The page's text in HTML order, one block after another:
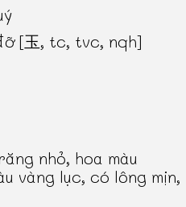
[玉, tc, tvc, nqh]
nhỏ, hoa màu
vàng lục, có lông mịn,